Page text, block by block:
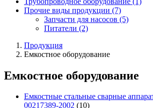
Прочие виды продукции (7)
Запчасти для насосов (5)
Питатели (2)
Продукция
Емкостное оборудование
Емкостное оборудование
Емкостные стальные сварные
00217389-2002 (10)